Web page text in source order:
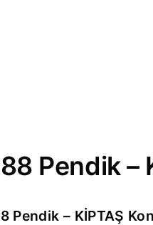
Pendik –
Pendik – KİPTAŞ